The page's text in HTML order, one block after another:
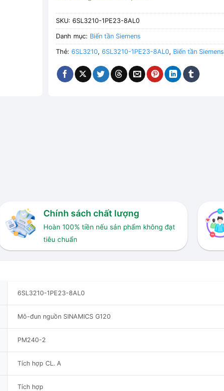
SKU:6SL3210-1PE23-8AL0
Danh mục: Biến tần Siemens
Thẻ:6SL3210,6SL3210-1PE23-8AL0, Biến tần Siemens
Chính sách chất lượng
Hoàn 100% tiền nếu sản phẩm không đạt
tiêu chuẩn
6SL3210-1PE23-8AL0
Mô-đun nguồn SINAMICS G120
PM240-2
Tích hợp CL. A
Tích hợp